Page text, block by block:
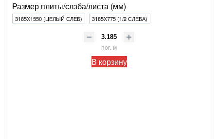
Размер плиты/слэба/листа (мм)
3185Х1550 (ЦЕЛЫЙ СЛЕБ) 3185Х775 (1/2 СЛЕБА)
пог. м
В корзину